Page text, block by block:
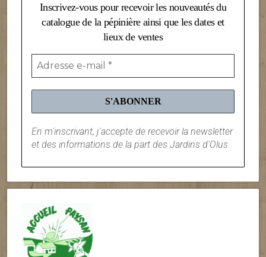
Inscrivez-vous pour recevoir les nouveautés du
catalogue de la pépinière ainsi que les dates et
lieux de ventes
En m'inscrivant, j'accepte de recevoir la newsletter
et des informations de la part des Jardins d'Olus.